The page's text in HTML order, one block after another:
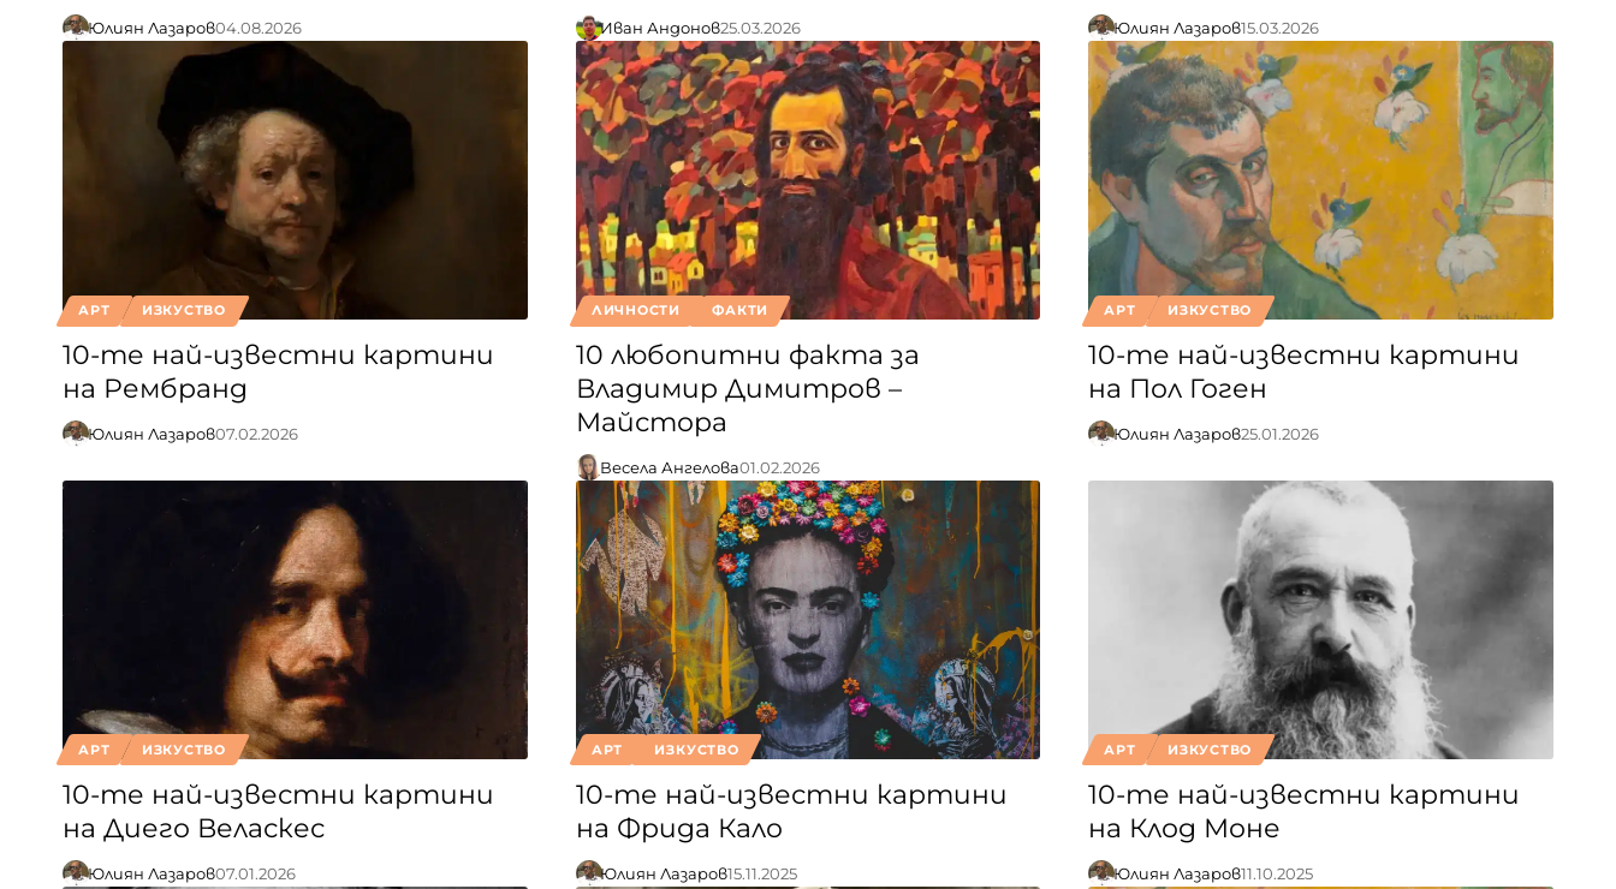
Юлиян Лазаров04.08.2026 Иван Андонов25.03.2026 Юлиян Лазаров15.03.2026
АРТ ИЗКУСТВО
10-те най-известни картини
на Рембранд
Юлиян Лазаров07.02.2026
ЛИЧНОСТИ ФАКТИ
10 любопитни факта за
Владимир Димитров –
Майстора
Весела Ангелова01.02.2026
АРТ ИЗКУСТВО
10-те най-известни картини
на Пол Гоген
Юлиян Лазаров25.01.2026
АРТ ИЗКУСТВО
10-те най-известни картини
на Диего Веласкес
Юлиян Лазаров07.01.2026
АРТ ИЗКУСТВО
10-те най-известни картини
на Фрида Кало
Юлиян Лазаров15.11.2025
АРТ ИЗКУСТВО
10-те най-известни картини
на Клод Моне
Юлиян Лазаров11.10.2025